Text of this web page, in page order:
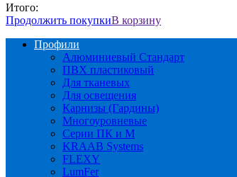
Итого:
Продолжить покупкиВ корзину
Профили
Алюминиевый Стандарт
ПВХ пластиковый
Для тканевых
Для освещения
Карнизы (Гардины)
Многоуровневые
Серии ПК и М
KRAAB Systems
FLEXY
LumFer